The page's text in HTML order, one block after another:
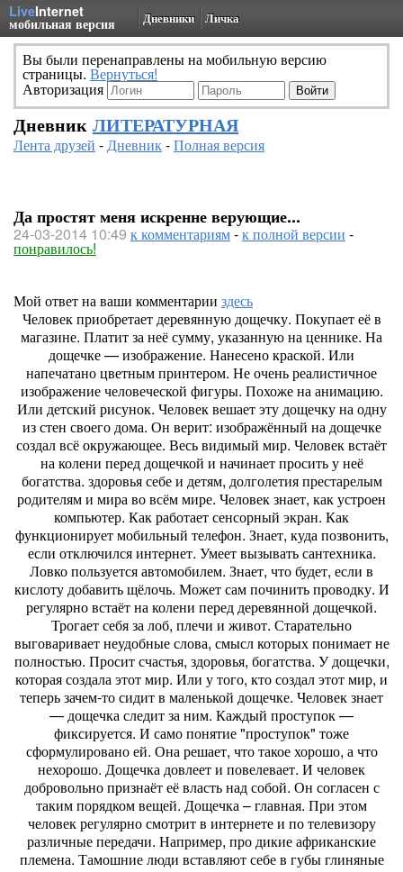
LiveInternet
мобильная версия Дневники Личка
Вы были перенаправлены на мобильную версию
страницы. Вернуться!
Авторизация
Дневник ЛИТЕРАТУРНАЯ
Лента друзей -Дневник-Полная версия
Да простят меня искренне верующие...
24-03-2014 10:49 к комментариям-к полной версии -
понравилось!
Мой ответ на ваши комментарии здесь
Человек приобретает деревянную дощечку. Покупает её в
магазине. Платит за неё сумму, указанную на ценнике. На
дощечке — изображение. Нанесено краской. Или
напечатано цветным принтером. Не очень реалистичное
изображение человеческой фигуры. Похоже на анимацию.
Или детский рисунок. Человек вешает эту дощечку на одну
из стен своего дома. Он верит: изображённый на дощечке
создал всё окружающее. Весь видимый мир. Человек встаёт
на колени перед дощечкой и начинает просить у неё
богатства. здоровья себе и детям, долголетия престарелым
родителям и мира во всём мире. Человек знает, как устроен
компьютер. Как работает сенсорный экран. Как
функционирует мобильный телефон. Знает, куда позвонить,
если отключился интернет. Умеет вызывать сантехника.
Ловко пользуется автомобилем. Знает, что будет, если в
кислоту добавить щёлочь. Может сам починить проводку. И
регулярно встаёт на колени перед деревянной дощечкой.
Трогает себя за лоб, плечи и живот. Старательно
выговаривает неудобные слова, смысл которых понимает не
полностью. Просит счастья, здоровья, богатства. У дощечки,
которая создала этот мир. Или у того, кто создал этот мир, и
теперь зачем-то сидит в маленькой дощечке. Человек знает
— дощечка следит за ним. Каждый проступок —
фиксируется. И само понятие "проступок" тоже
сформулировано ей. Она решает, что такое хорошо, а что
нехорошо. Дощечка довлеет и повелевает. И человек
добровольно признаёт её власть над собой. Он согласен с
таким порядком вещей. Дощечка – главная. При этом
человек регулярно смотрит в интернете и по телевизору
различные передачи. Например, про дикие африканские
племена. Тамошние люди вставляют себе в губы глиняные